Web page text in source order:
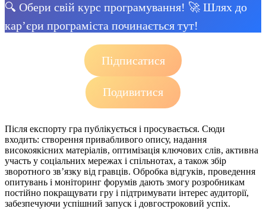
🔍 Обери свій курс програмування! 🚀 Шлях до
кар’єри програміста починається тут!
Підписатися
Подивитися
Після експорту гра публікується і просувається. Сюди
входить: створення привабливого опису, надання
високоякісних матеріалів, оптимізація ключових слів, активна
участь у соціальних мережах і спільнотах, а також збір
зворотного зв’язку від гравців. Обробка відгуків, проведення
опитувань і моніторинг форумів дають змогу розробникам
постійно покращувати гру і підтримувати інтерес аудиторії,
забезпечуючи успішний запуск і довгостроковий успіх.